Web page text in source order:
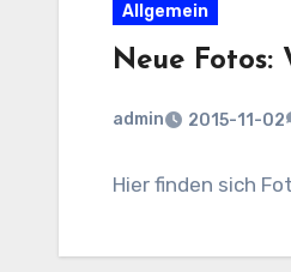
Allgemein
Neue
admin 2015-11-02
Hier finden sich